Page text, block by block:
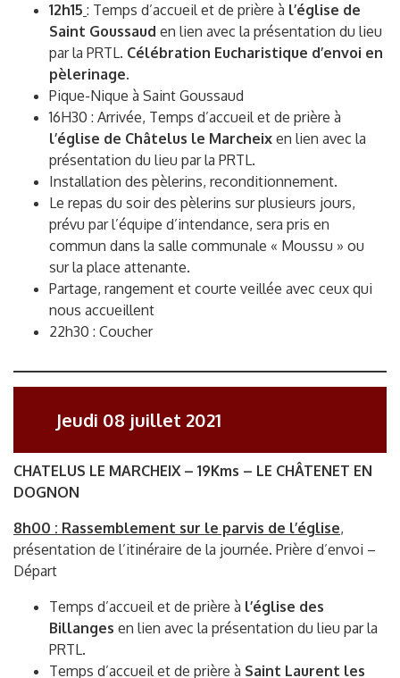
12h15 : Temps d’accueil et de prière à l’église de
Saint Goussaud en lien avec la présentation du lieu
par la PRTL. Célébration Eucharistique d’envoi en
pèlerinage.
Pique-Nique à Saint Goussaud
16H30 : Arrivée, Temps d’accueil et de prière à
l’église de Châtelus le Marcheix en lien avec la
présentation du lieu par la PRTL.
Installation des pèlerins, reconditionnement.
Le repas du soir des pèlerins sur plusieurs jours,
prévu par l’équipe d’intendance, sera pris en
commun dans la salle communale « Moussu » ou
sur la place attenante.
Partage, rangement et courte veillée avec ceux qui
nous accueillent
22h30 : Coucher
Jeudi 08 juillet 2021
CHATELUS LE MARCHEIX – 19Kms – LE CHÂTENET EN
DOGNON
8h00 : Rassemblement sur le parvis de l’église,
présentation de l’itinéraire de la journée. Prière d’envoi –
Départ
Temps d’accueil et de prière à l’église des
Billanges en lien avec la présentation du lieu par la
PRTL.
Temps d’accueil et de prière à Saint Laurent les